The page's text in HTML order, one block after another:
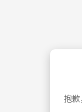
抱歉